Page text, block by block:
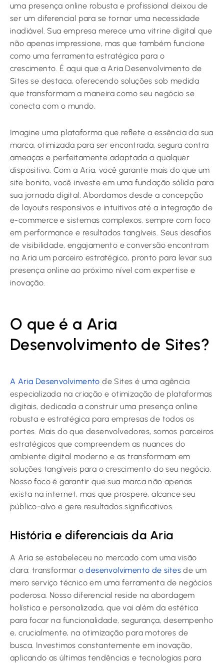
uma presença online robusta e profissional deixou de
ser um diferencial para se tornar uma necessidade
inadiável. Sua empresa merece uma vitrine digital que
não apenas impressione, mas que também funcione
como uma ferramenta estratégica para o
crescimento. É aqui que a Aria Desenvolvimento de
Sites se destaca, oferecendo soluções sob medida
que transformam a maneira como seu negócio se
conecta com o mundo.
Imagine uma plataforma que reflete a essência da sua
marca, otimizada para ser encontrada, segura contra
ameaças e perfeitamente adaptada a qualquer
dispositivo. Com a Aria, você garante mais do que um
site bonito, você investe em uma fundação sólida para
sua jornada digital. Abordamos desde a concepção
de layouts responsivos e intuitivos até a integração de
e-commerce e sistemas complexos, sempre com foco
em performance e resultados tangíveis. Seus desafios
de visibilidade, engajamento e conversão encontram
na Aria um parceiro estratégico, pronto para levar sua
presença online ao próximo nível com expertise e
inovação.
O que é a Aria
Desenvolvimento de Sites?
A Aria Desenvolvimento de Sites é uma agência
especializada na criação e otimização de plataformas
digitais, dedicada a construir uma presença online
robusta e estratégica para empresas de todos os
portes. Mais do que desenvolvedores, somos parceiros
estratégicos que compreendem as nuances do
ambiente digital moderno e as transformam em
soluções tangíveis para o crescimento do seu negócio.
Nosso foco é garantir que sua marca não apenas
exista na internet, mas que prospere, alcance seu
público-alvo e gere resultados significativos.
História e diferenciais da Aria
A Aria se estabeleceu no mercado com uma visão
clara: transformar o desenvolvimento de sites de um
mero serviço técnico em uma ferramenta de negócios
poderosa. Nosso diferencial reside na abordagem
holística e personalizada, que vai além da estética
para focar na funcionalidade, segurança, desempenho
e, crucialmente, na otimização para motores de
busca. Investimos constantemente em inovação,
aplicando as últimas tendências e tecnologias para